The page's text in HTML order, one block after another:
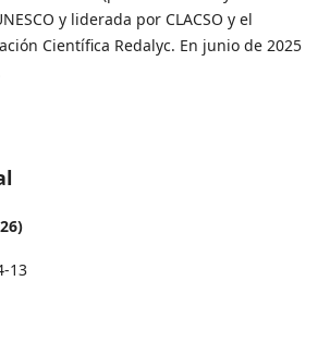
y liderada por CLACSO y el
Científica Redalyc. En junio de 2025
13